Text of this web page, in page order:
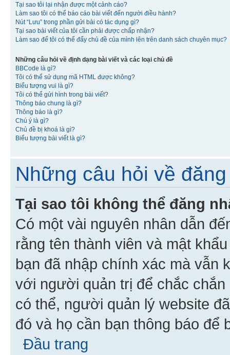
Tại sao tôi lại nhận được một cảnh cáo?
Làm sao tôi có thể báo cáo bài viết đến người điều hành?
Nút “Lưu” trong phần gửi bài có tác dụng gì?
Tại sao bài viết của tôi cần phải được chấp nhận?
Làm sao để tôi có thể đẩy chủ đề của mình lên trên danh sách chuyên mục?
Những câu hỏi về định dạng bài viết và các loại chủ đề
BBCode là gì?
Tôi có thể sử dụng mã HTML được không?
Biểu tượng vui là gì?
Tôi có thể gửi hình trong bài viết?
Thông báo chung là gì?
Thông báo là gì?
Chú ý là gì?
Chủ đề bị khoá là gì?
Biểu tượng bài viết là gì?
Những câu hỏi về
Tại sao tôi không thể đăng
Có một vài nguyên nhân dẫn
rằng tên thành viên và mật
bạn đã nhập chính xác mà vẫn
với người quản trị để chắc
có thể, người quản lý website
đó và họ cần bạn thông báo để
Đầu trang